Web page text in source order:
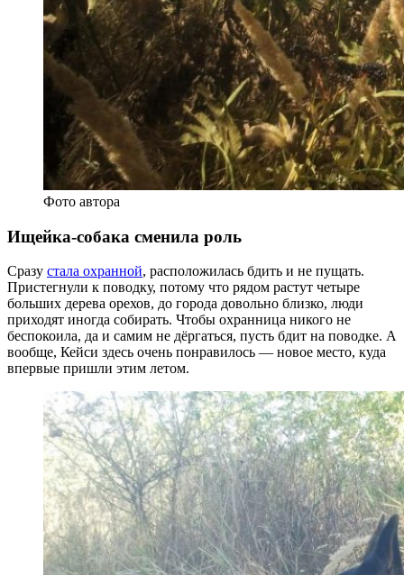
Фото автора
Ищейка-собака сменила роль
Сразу стала охранной, расположилась бдить и не пущать.
Пристегнули к поводку, потому что рядом растут четыре
больших дерева орехов, до города довольно близко, люди
приходят иногда собирать. Чтобы охранница никого не
беспокоила, да и самим не дёргаться, пусть бдит на поводке. А
вообще, Кейси здесь очень понравилось — новое место, куда
впервые пришли этим летом.